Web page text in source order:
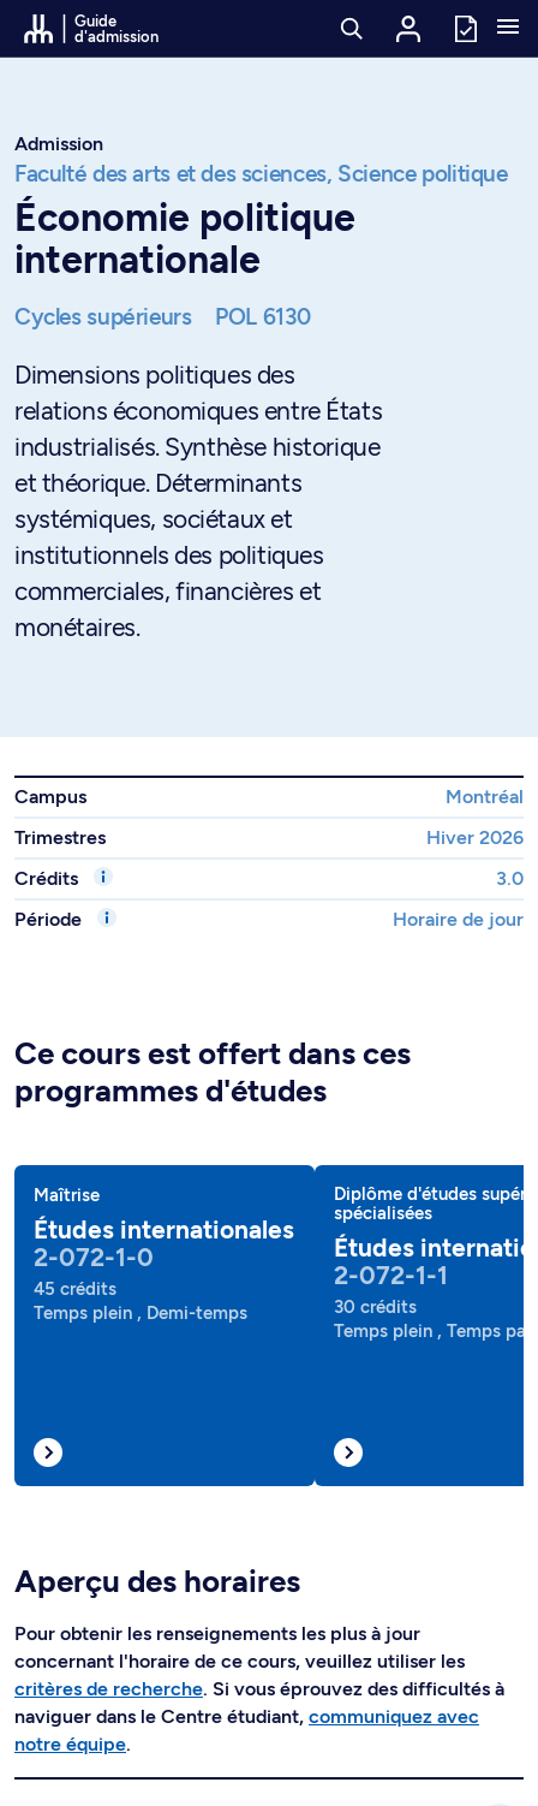
Passer au contenu
Guide
d'admission
Admission
Faculté des arts et des sciences, Science politique
Économie politique
internationale
Cycles supérieurs POL 6130
Dimensions politiques des
relations économiques entre États
industrialisés. Synthèse historique
et théorique. Déterminants
systémiques, sociétaux et
institutionnels des politiques
commerciales, financières et
monétaires.
Campus
Montréal
Trimestres
Hiver 2026
Crédits
3.0
Période
Horaire de jour
Ce cours est offert dans ces
programmes d'études
Maîtrise
Études internationales
2-072-1-0
45 crédits
Temps plein , Demi-temps
Diplôme d'études
spécialisées
Études
2-072-1-1
30 crédits
Temps plein , Temps
Aperçu des horaires
Pour obtenir les renseignements les plus à jour
concernant l'horaire de ce cours, veuillez utiliser les
critères de recherche. Si vous éprouvez des difficultés à
naviguer dans le Centre étudiant, communiquez avec
notre équipe.